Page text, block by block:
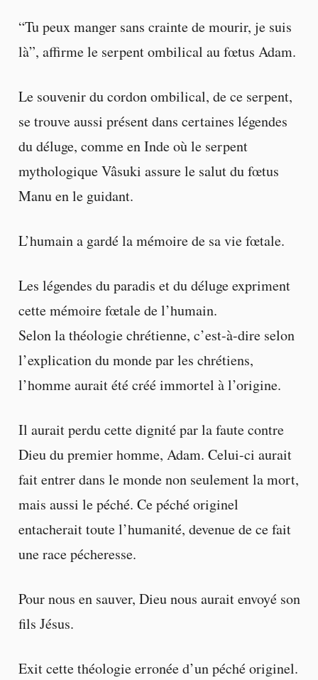
“Tu peux manger sans crainte de mourir, je suis
là”, affirme le serpent ombilical au fœtus Adam.
Le souvenir du cordon ombilical, de ce serpent,
se trouve aussi présent dans certaines légendes
du déluge, comme en Inde où le serpent
mythologique Vâsuki assure le salut du fœtus
Manu en le guidant.
L’humain a gardé la mémoire de sa vie fœtale.
Les légendes du paradis et du déluge expriment
cette mémoire fœtale de l’humain.
Selon la théologie chrétienne, c’est-à-dire selon
l’explication du monde par les chrétiens,
l’homme aurait été créé immortel à l’origine.
Il aurait perdu cette dignité par la faute contre
Dieu du premier homme, Adam. Celui-ci aurait
fait entrer dans le monde non seulement la mort,
mais aussi le péché. Ce péché originel
entacherait toute l’humanité, devenue de ce fait
une race pécheresse.
Pour nous en sauver, Dieu nous aurait envoyé son
fils Jésus.
Exit cette théologie erronée d’un péché originel.